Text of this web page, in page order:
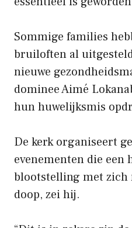
Sommige families
bruiloften al
nieuwe
dominee Aimé
hun huwelijksmis
De kerk organiseert
evenementen die een
blootstelling met zich
doop, zei hij.